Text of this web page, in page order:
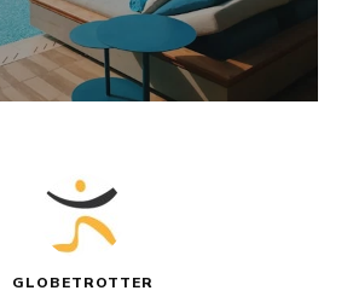
GLOBETROTTER